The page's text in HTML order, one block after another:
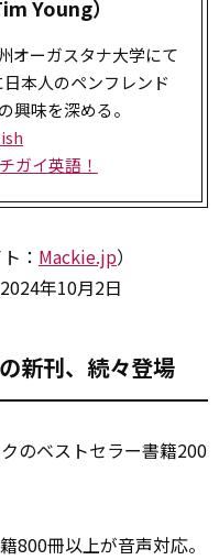
Young）
オーガスタナ大学にて
本人のペンフレンド
興味を深める。
ガイ英語！
： Mackie.jp）
年10月2日
新刊、続々登場
のベストセラー書籍200
800冊以上が音声対応。